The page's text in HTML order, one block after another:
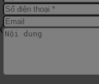
SẢN NAM SÀI